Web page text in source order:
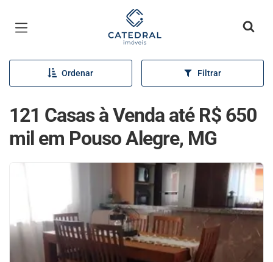
Página inicial
Ordenar Filtrar
121 Casas à Venda até R$ 650
mil em Pouso Alegre, MG